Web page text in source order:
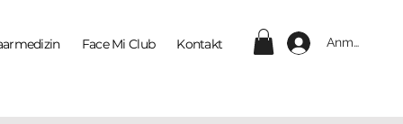
Face Mi Club Kontakt Anmelden